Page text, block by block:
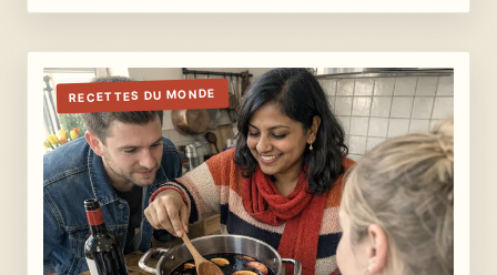
RECETTES DU MONDE